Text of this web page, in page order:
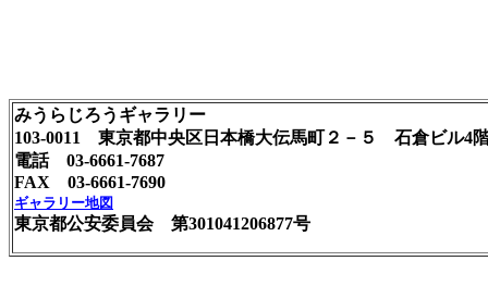
みうらじろうギャラリー
103-0011 東京都中央区日本橋大伝馬町２－５ 石倉ビル4
電話 03-6661-7687
FAX 03-6661-7690
ギャラリー地図
東京都公安委員会 第301041206877号